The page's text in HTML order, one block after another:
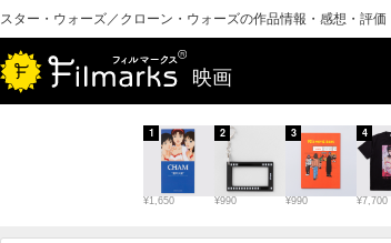
スター・ウォーズ／クローン・ウォーズの作品情報・感想・評価
映画
¥1,650
1
¥990
2
¥990
3
¥7,700
4